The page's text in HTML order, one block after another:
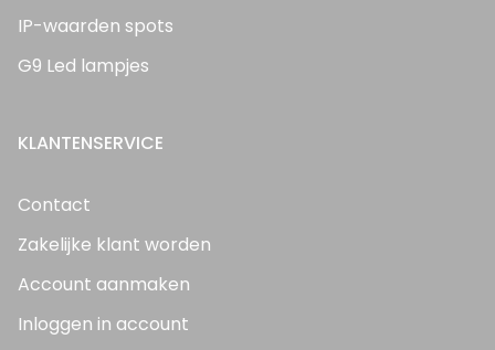
IP-waarden spots
G9 Led lampjes
KLANTENSERVICE
Contact
Zakelijke klant worden
Account aanmaken
Inloggen in account